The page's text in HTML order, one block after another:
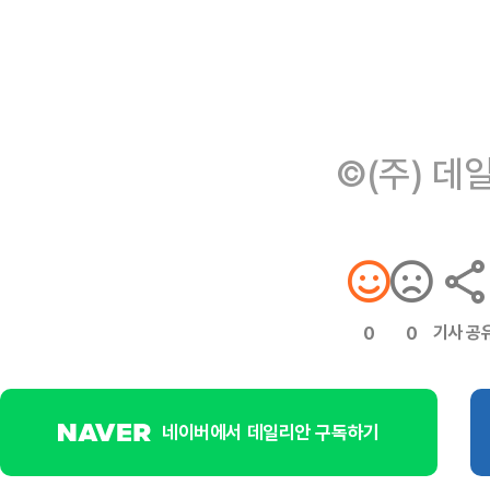
©(주) 데
0 0 기사 공
네이버에서 데일리안 구독하기